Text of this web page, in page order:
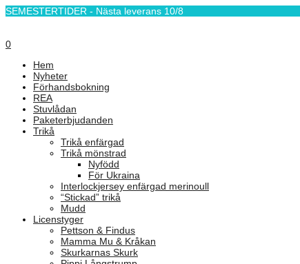
SEMESTERTIDER - Nästa leverans 10/8
0
Hem
Nyheter
Förhandsbokning
REA
Stuvlådan
Paketerbjudanden
Trikå
Trikå enfärgad
Trikå mönstrad
Nyfödd
För Ukraina
Interlockjersey enfärgad merinoull
“Stickad” trikå
Mudd
Licenstyger
Pettson & Findus
Mamma Mu & Kråkan
Skurkarnas Skurk